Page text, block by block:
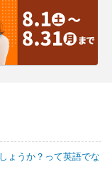
ょうか？って英語でな